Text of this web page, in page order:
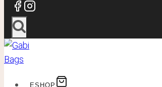
ESHOP